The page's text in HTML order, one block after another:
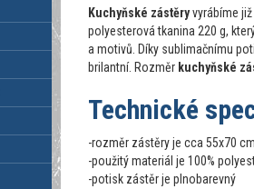
Kuchyňské zástěryvyrábíme již
polyesterová tkanina 220 g,
a motivů. Díky sublimačnímu
brilantní. Rozměr kuchyňské
Technické
-rozměr zástěry je cca 55x70 cm
-použitý materiál je 100%
-potisk zástěr je plnobarevný